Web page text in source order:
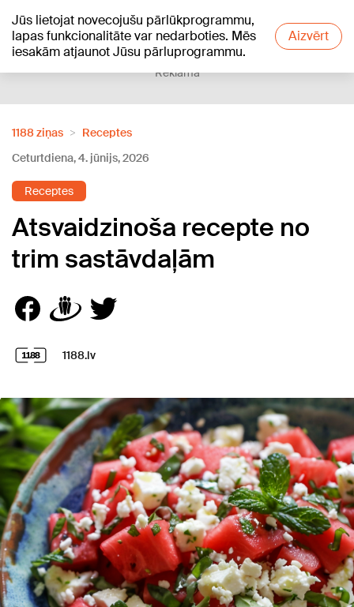
Jūs lietojat novecojušu pārlūkprogrammu,
lapas funkcionalitāte var nedarboties. Mēs
iesakām atjaunot Jūsu pārluprogrammu.
Aizvērt
+21°C
Reklāma
1188 ziņas
Receptes
Ceturtdiena, 4. jūnijs, 2026
Receptes
Atsvaidzinoša recepte no
trim sastāvdaļām
1188.lv